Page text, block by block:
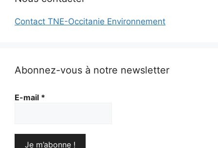
Contact TNE-Occitanie Environnement
Abonnez-vous à notre newsletter
E-mail *